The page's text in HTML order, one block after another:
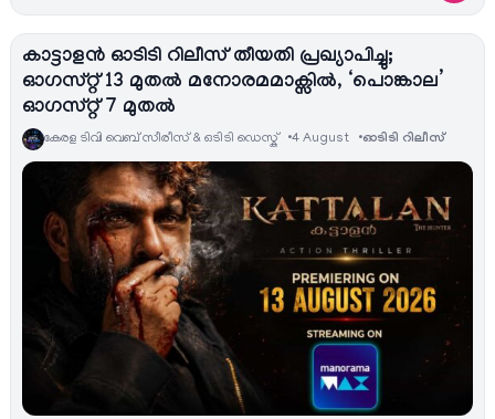
കാട്ടാളൻ ഓടിടി റിലീസ് തീയതി പ്രഖ്യാപിച്ചു;
ഓഗസ്റ്റ് 13 മുതൽ മനോരമമാക്സിൽ, ‘പൊങ്കാല’
ഓഗസ്റ്റ് 7 മുതൽ
കേരള ടിവി വെബ് സീരീസ് & ഒടിടി ഡെസ്ക് 4 August ഓടിടി റിലീസ്